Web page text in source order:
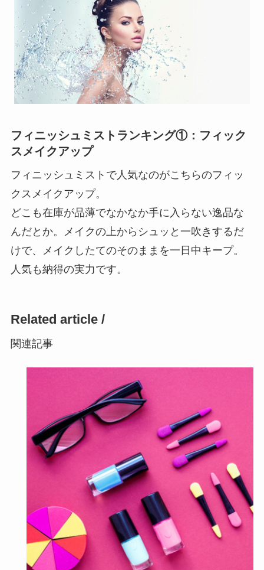
フィニッシュミストランキング①：フィック
スメイクアップ
フィニッシュミストで人気なのがこちらのフィッ
クスメイクアップ。
どこも在庫が品薄でなかなか手に入らない逸品な
んだとか。メイクの上からシュッと一吹きするだ
けで、メイクしたてのそのままを一日中キープ。
人気も納得の実力です。
Related article /
関連記事